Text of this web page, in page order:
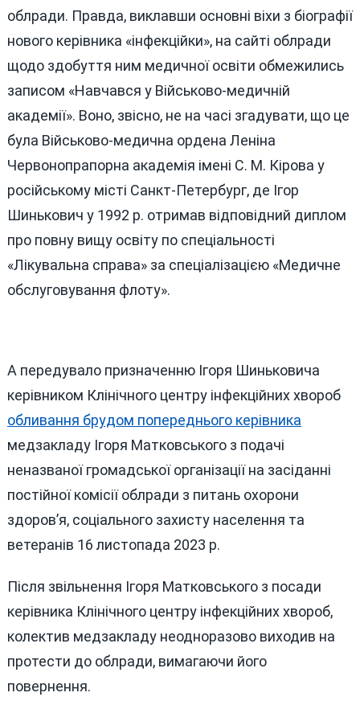
облради. Правда, виклавши основні віхи з біографії
нового керівника «інфекційки», на сайті облради
щодо здобуття ним медичної освіти обмежились
записом «Навчався у Військово-медичній
академії». Воно, звісно, не на часі згадувати, що це
була Військово-медична ордена Леніна
Червонопрапорна академія імені С. М. Кірова у
російському місті Санкт-Петербург, де Ігор
Шинькович у 1992 р. отримав відповідний диплом
про повну вищу освіту по спеціальності
«Лікувальна справа» за спеціалізацією «Медичне
обслуговування флоту».
А передувало призначенню Ігоря Шиньковича
керівником Клінічного центру інфекційних хвороб
обливання брудом попереднього керівника
медзакладу Ігоря Матковського з подачі
неназваної громадської організації на засіданні
постійної комісії облради з питань охорони
здоров’я, соціального захисту населення та
ветеранів 16 листопада 2023 р.
Після звільнення Ігоря Матковського з посади
керівника Клінічного центру інфекційних хвороб,
колектив медзакладу неодноразово виходив на
протести до облради, вимагаючи його
повернення.